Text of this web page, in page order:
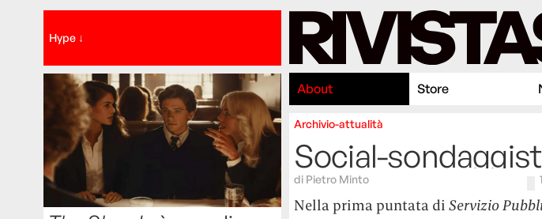
Hype ↓
About Store
Archivio-attualità
Social-
di Pietro Minto
Nella prima puntata di Servizio